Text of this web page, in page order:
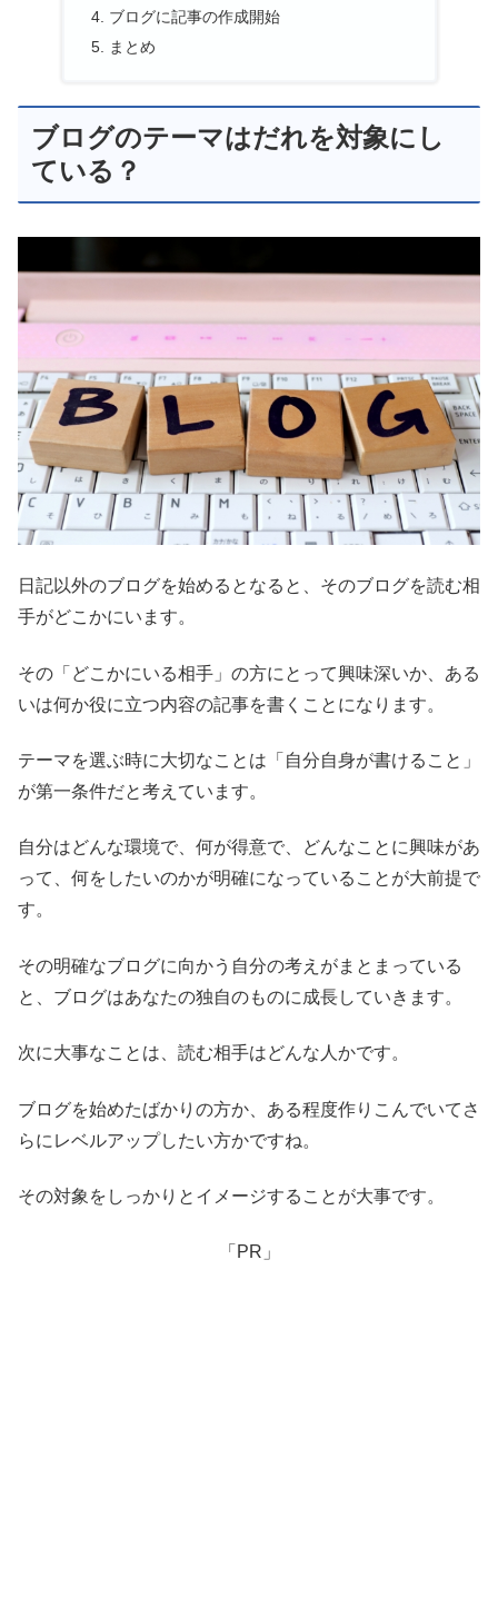
ブログに記事の作成開始
まとめ
ブログのテーマはだれを対象にし
ている？
日記以外のブログを始めるとなると、そのブログを読む相
手がどこかにいます。
その「どこかにいる相手」の方にとって興味深いか、ある
いは何か役に立つ内容の記事を書くことになります。
テーマを選ぶ時に大切なことは「自分自身が書けること」
が第一条件だと考えています。
自分はどんな環境で、何が得意で、どんなことに興味があ
って、何をしたいのかが明確になっていることが大前提で
す。
その明確なブログに向かう自分の考えがまとまっている
と、ブログはあなたの独自のものに成長していきます。
次に大事なことは、読む相手はどんな人かです。
ブログを始めたばかりの方か、ある程度作りこんでいてさ
らにレベルアップしたい方かですね。
その対象をしっかりとイメージすることが大事です。
「PR」